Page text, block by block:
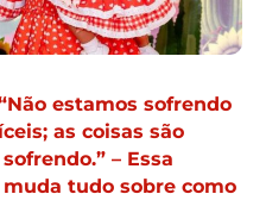
estamos sofrendo
as coisas são
– Essa
tudo sobre como